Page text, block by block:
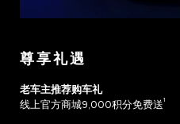
尊享礼遇
老车主推荐购车礼
线上官方商城9,000积分免费送1